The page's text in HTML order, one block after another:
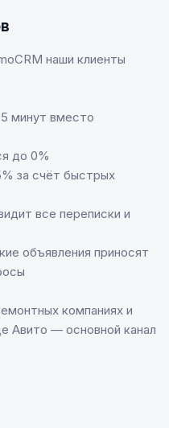
наши клиенты
минут вместо
до 0%
за счёт быстрых
все переписки и
объявления приносят
компаниях и
Авито — основной канал